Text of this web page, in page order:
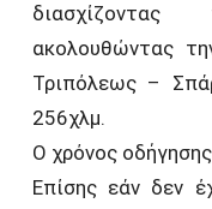
ακολουθώντας
Τριπόλεως –
256χλμ.
Επίσης εάν δεν